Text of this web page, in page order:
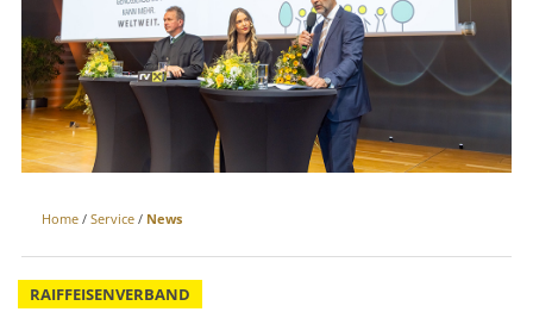
Home / Service / News
RAIFFEISENVERBAND